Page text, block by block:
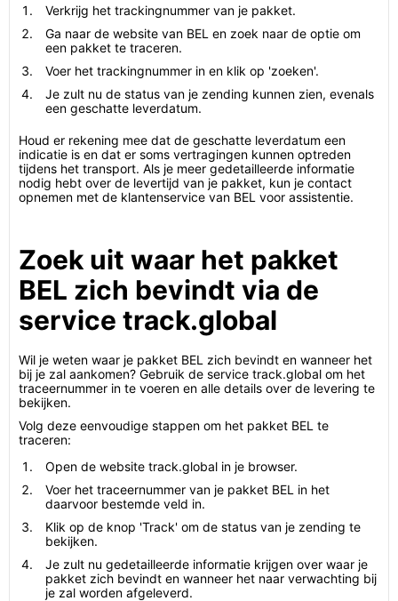
Verkrijg het trackingnummer van je pakket.
Ga naar de website van BEL en zoek naar de optie om
een pakket te traceren.
Voer het trackingnummer in en klik op 'zoeken'.
Je zult nu de status van je zending kunnen zien, evenals
een geschatte leverdatum.
Houd er rekening mee dat de geschatte leverdatum een
indicatie is en dat er soms vertragingen kunnen optreden
tijdens het transport. Als je meer gedetailleerde informatie
nodig hebt over de levertijd van je pakket, kun je contact
opnemen met de klantenservice van BEL voor assistentie.
Zoek uit waar het pakket
BEL zich bevindt via de
service track.global
Wil je weten waar je pakket BEL zich bevindt en wanneer het
bij je zal aankomen? Gebruik de service track.global om het
traceernummer in te voeren en alle details over de levering te
bekijken.
Volg deze eenvoudige stappen om het pakket BEL te
traceren:
Open de website track.global in je browser.
Voer het traceernummer van je pakket BEL in het
daarvoor bestemde veld in.
Klik op de knop 'Track' om de status van je zending te
bekijken.
Je zult nu gedetailleerde informatie krijgen over waar je
pakket zich bevindt en wanneer het naar verwachting bij
je zal worden afgeleverd.